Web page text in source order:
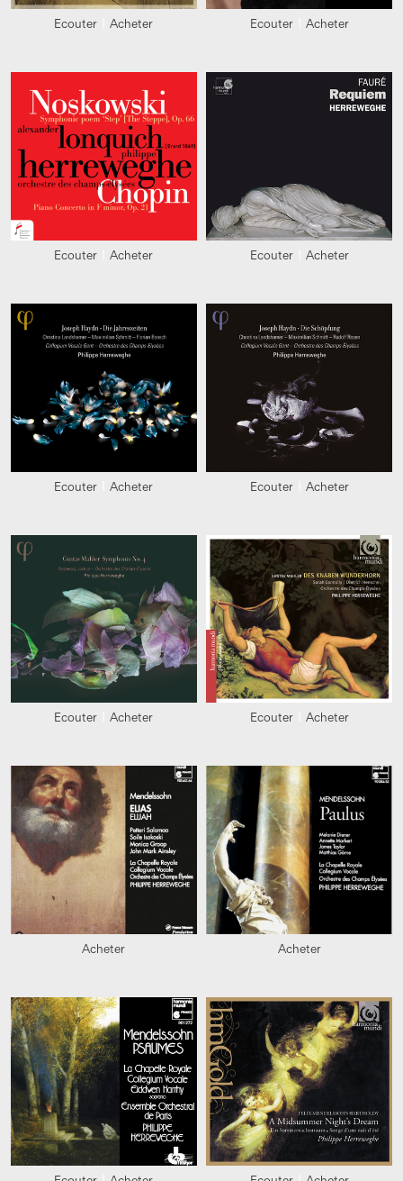
Ecouter Acheter Ecouter Acheter
Ecouter Acheter Ecouter Acheter
Ecouter Acheter Ecouter Acheter
Ecouter Acheter Ecouter Acheter
Acheter Acheter